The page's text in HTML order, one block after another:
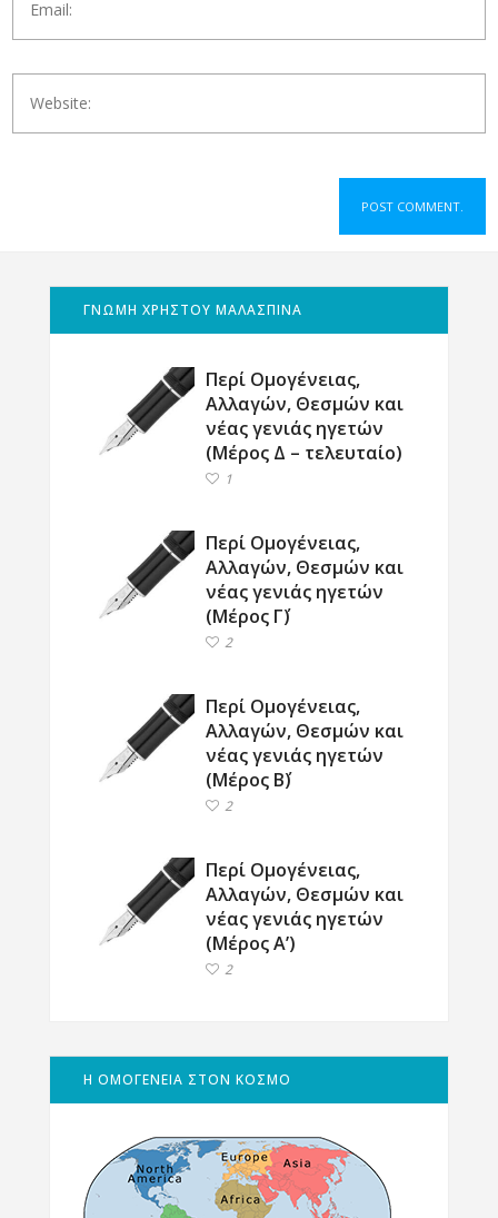
ΓΝΩΜΗ ΧΡΗΣΤΟΥ ΜΑΛΑΣΠΙΝΑ
Περί Ομογένειας,
Αλλαγών, Θεσμών και
νέας γενιάς ηγετών
(Μέρος Δ – τελευταίο)
1
Περί Ομογένειας,
Αλλαγών, Θεσμών και
νέας γενιάς ηγετών
(Μέρος Γ΄)
2
Περί Ομογένειας,
Αλλαγών, Θεσμών και
νέας γενιάς ηγετών
(Μέρος Β΄)
2
Περί Ομογένειας,
Αλλαγών, Θεσμών και
νέας γενιάς ηγετών
(Μέρος Α’)
2
Η ΟΜΟΓΕΝΕΙΑ ΣΤΟΝ ΚΟΣΜΟ